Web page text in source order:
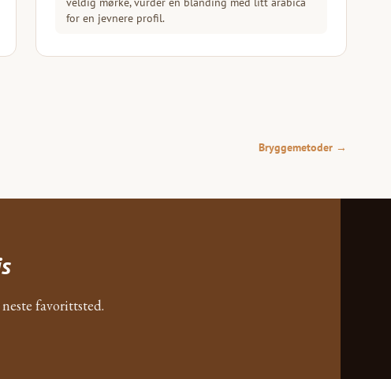
for en jevnere profil.
Bryggemetoder →
favorittsted.